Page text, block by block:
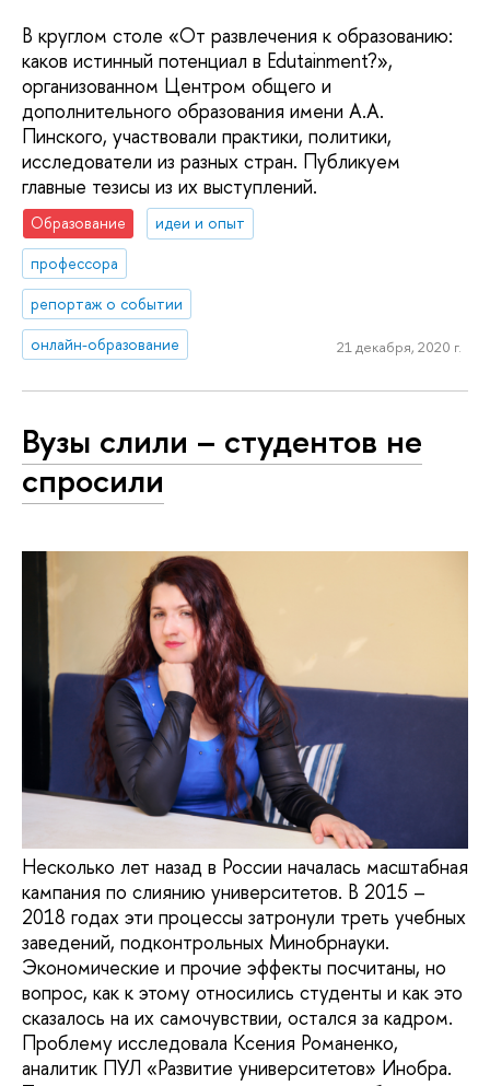
В круглом столе «От развлечения к образованию:
каков истинный потенциал в Edutainment?»,
организованном Центром общего и
дополнительного образования имени А.А.
Пинского, участвовали практики, политики,
исследователи из разных стран. Публикуем
главные тезисы из их выступлений.
Образование
идеи и опыт
профессора
репортаж о событии
онлайн-образование
21 декабря, 2020 г.
Вузы слили – студентов не
спросили
Несколько лет назад в России началась масштабная
кампания по слиянию университетов. В 2015 –
2018 годах эти процессы затронули треть учебных
заведений, подконтрольных Минобрнауки.
Экономические и прочие эффекты посчитаны, но
вопрос, как к этому относились студенты и как это
сказалось на их самочувствии, остался за кадром.
Проблему исследовала Ксения Романенко,
аналитик ПУЛ «Развитие университетов» Инобра.